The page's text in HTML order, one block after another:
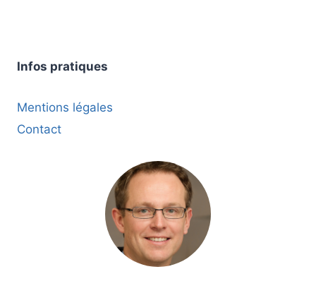
Infos pratiques
Mentions légales
Contact